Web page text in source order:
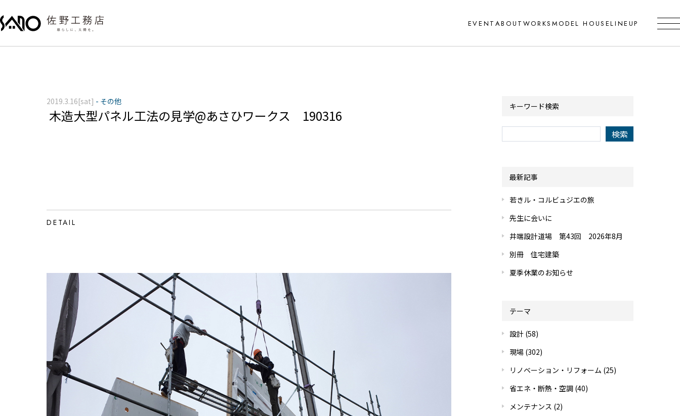
EVENT ABOUT WORKS MODEL HOUSELINEUP
木造大型パネル工法の見学@あさひワークス 190316
2019.3.16[sat] - その他
DETAIL
キーワード検索
最新記事
若きル・コルビュジエの旅
先生に会いに
井端設計道場 第43回 2026年8月
別冊 住宅建築
夏季休業のお知らせ
テーマ
設計 (58)
現場 (302)
リノベーション・リフォーム (25)
省エネ・断熱・空調 (40)
メンテナンス (2)